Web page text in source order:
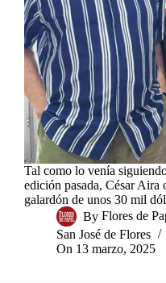
Tal como lo venía
edición pasada, César Aira
galardón de unos 30 mil
By Flores de
San José de Flores
On 13 marzo, 2025